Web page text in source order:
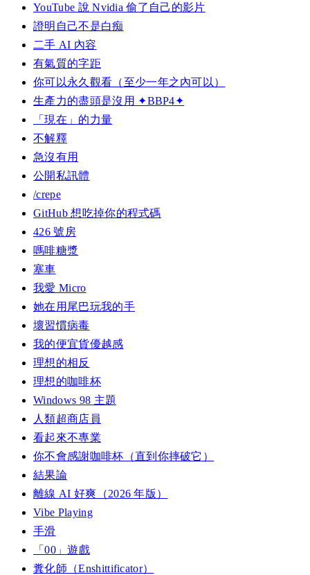
YouTube 說 Nvidia 偷了自己的影片
證明自己不是白痴
二手 AI 內容
有氣質的字距
你可以永久觀看（至少一年之內可以）
生產力的盡頭是沒用 ✦BBP4✦
「現在」的力量
不解釋
急沒有用
公開私訊體
/crepe
GitHub 想吃掉你的程式碼
426 號房
嗎啡糖漿
塞車
我愛 Micro
她在用尾巴玩我的手
壞習慣病毒
我的便宜貨優越感
理想的相反
理想的咖啡杯
Windows 98 主題
人類超商店員
看起來不專業
你不會感謝咖啡杯（直到你摔破它）
結果論
離線 AI 好爽（2026 年版）
Vibe Playing
手滑
「00」遊戲
糞化師（Enshittificator）